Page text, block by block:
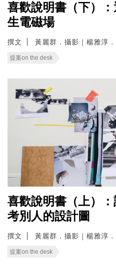
喜歡說明書（下）
生電磁場
撰文 黃麗群．攝影｜楊雅淳
提案on the desk
喜歡說明書（上）
考別人的設計圖
撰文 黃麗群．攝影｜楊雅淳
提案on the desk